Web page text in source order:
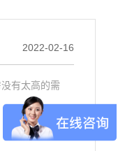
2022-02-16
有太高的需